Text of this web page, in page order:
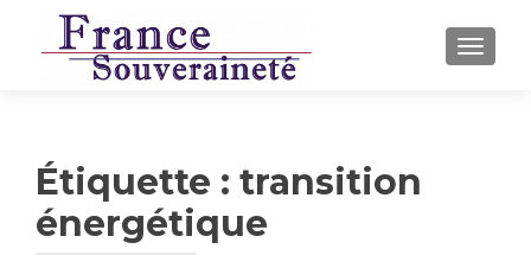
Étiquette : transition
énergétique